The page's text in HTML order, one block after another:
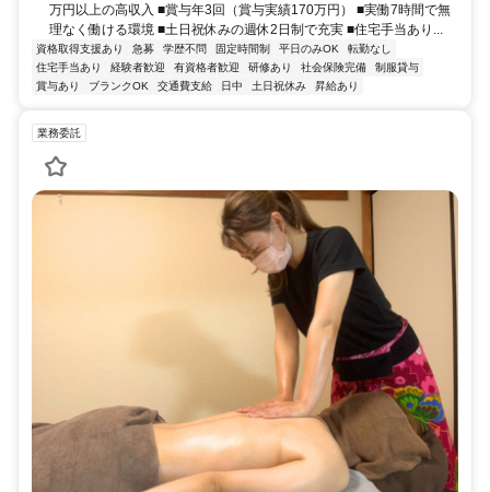
万円以上の高収入 ■賞与年3回（賞与実績170万円） ■実働7時間で無
理なく働ける環境 ■土日祝休みの週休2日制で充実 ■住宅手当あり...
資格取得支援あり 急募 学歴不問 固定時間制 平日のみOK
転勤なし
住宅手当あり
経験者歓迎 有資格者歓迎 研修あり 社会保険完備
制服貸与
賞与あり
ブランクOK 交通費支給 日中 土日祝休み 昇給あり
業務委託